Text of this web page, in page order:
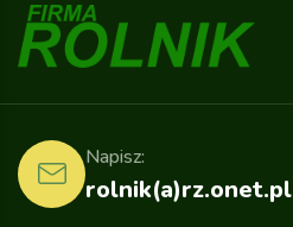
rolnik(a)rz.onet.pl
Napisz: